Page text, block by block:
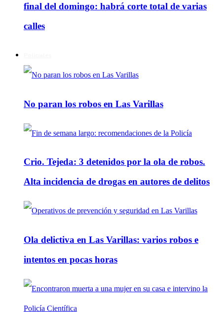
final del domingo: habrá corte total de varias
calles
No paran los robos en Las Varillas
Crio. Tejeda: 3 detenidos por la ola de robos.
Alta incidencia de drogas en autores de delitos
Ola delictiva en Las Varillas: varios robos e
intentos en pocas horas